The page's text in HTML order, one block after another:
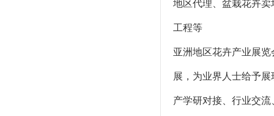
地区代理、盆栽花卉
工程等
亚洲地区花卉产业展
展，为业界人士给予
产学研对接、行业交